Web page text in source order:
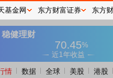
情 数据 全球 美股 港股
基金网 东方财富证券 东方